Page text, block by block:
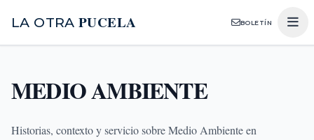
LA OTRA PUCELA BOLETÍN
MEDIO AMBIENTE
Historias, contexto y servicio sobre Medio Ambiente en